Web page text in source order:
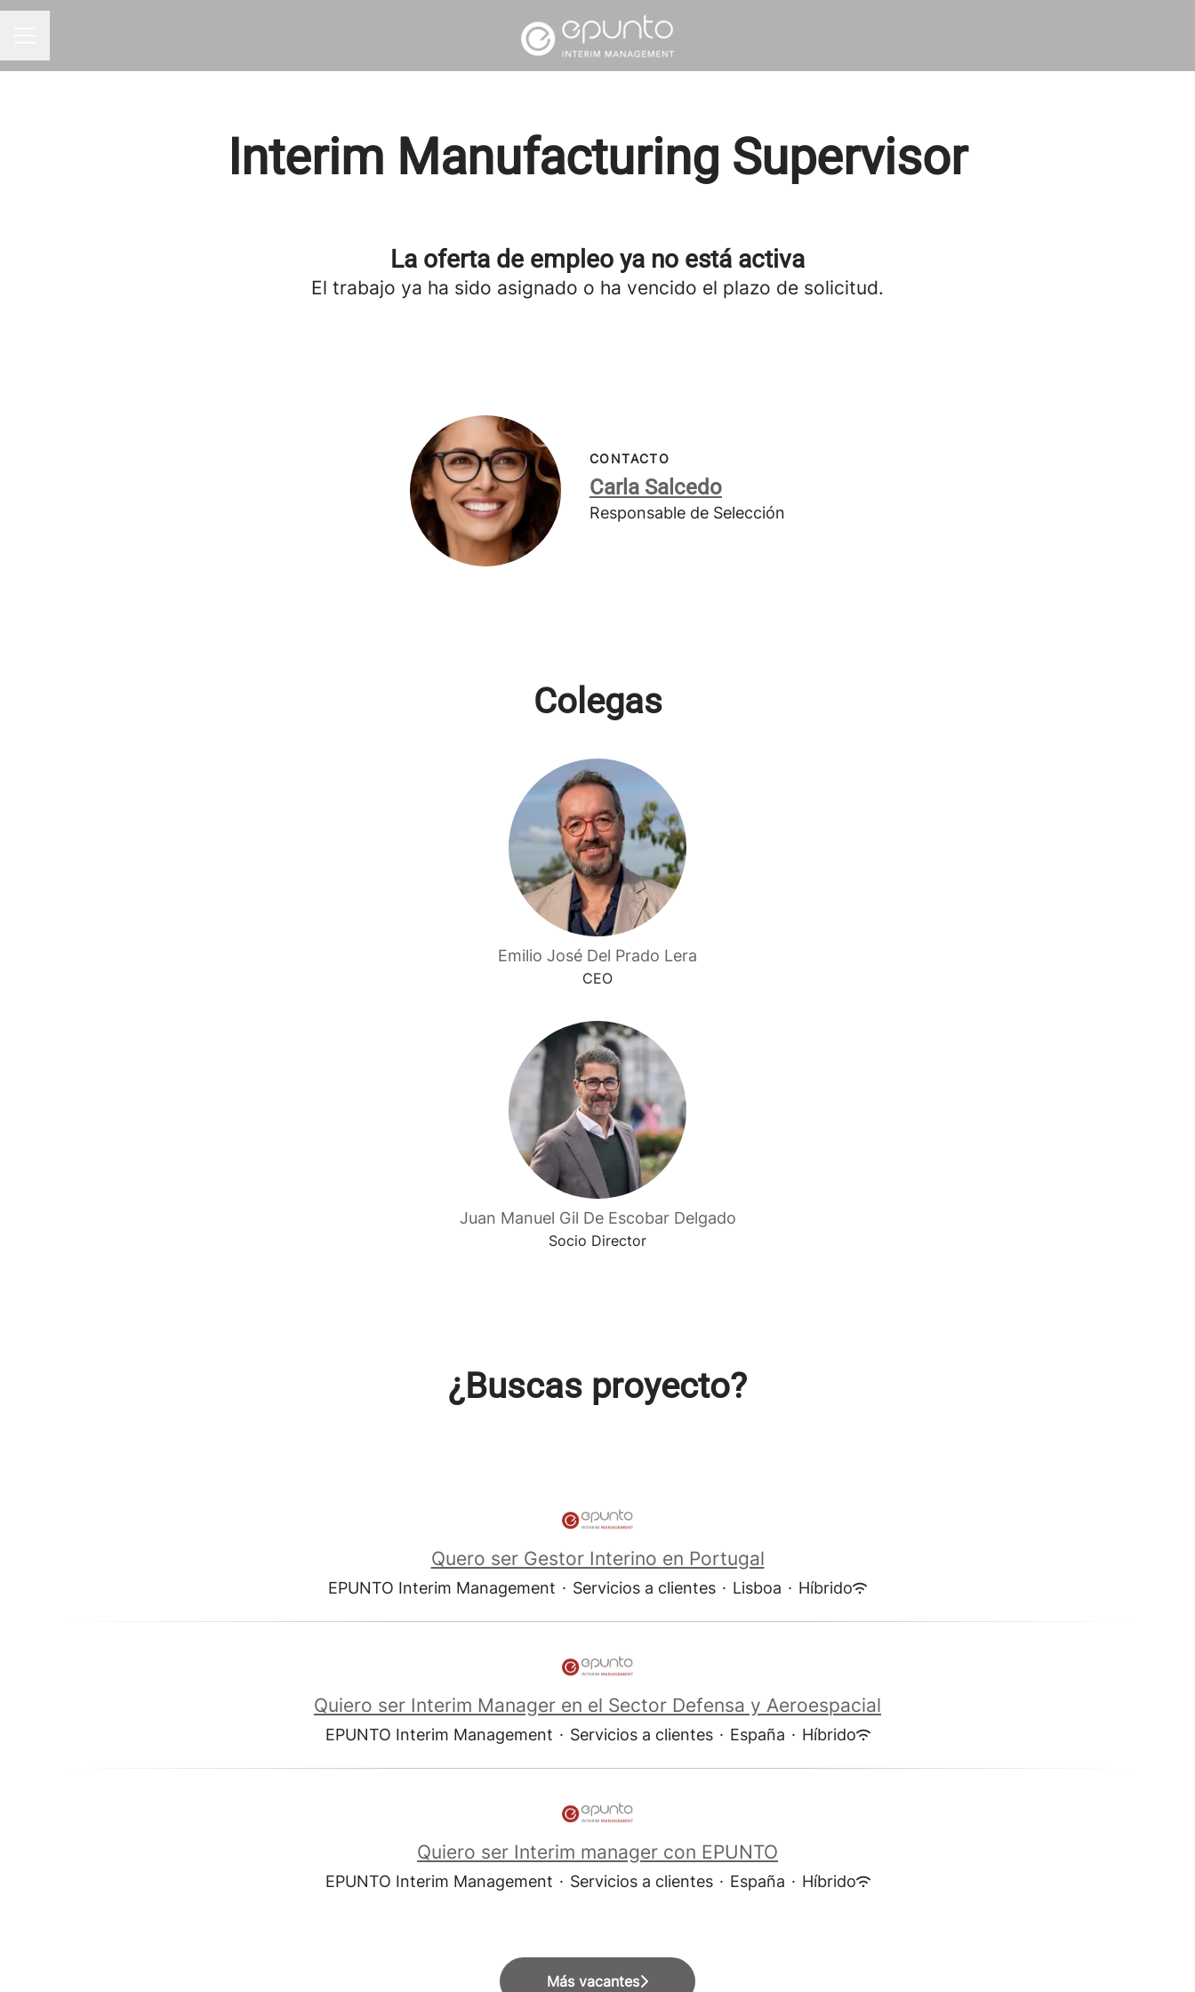
Interim Manufacturing Supervisor
La oferta de empleo ya no está activa
El trabajo ya ha sido asignado o ha vencido el plazo de solicitud.
CONTACTO
Carla Salcedo
Responsable de Selección
Colegas
Emilio José Del Prado Lera
CEO
Juan Manuel Gil De Escobar Delgado
Socio Director
¿Buscas proyecto?
Quero ser Gestor Interino en Portugal
EPUNTO Interim Management · Servicios a clientes · Lisboa · Híbrido
Quiero ser Interim Manager en el Sector Defensa y Aeroespacial
EPUNTO Interim Management · Servicios a clientes · España · Híbrido
Quiero ser Interim manager con EPUNTO
EPUNTO Interim Management · Servicios a clientes · España · Híbrido
Más vacantes